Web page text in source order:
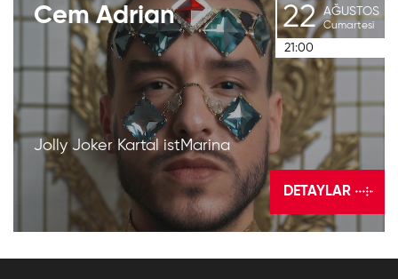
CemAdrian
Jolly Joker Kartal istMarina
22 AĞUSTOS
Cumartesi
21:00
DETAYLAR